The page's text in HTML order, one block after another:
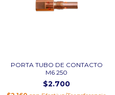
PORTA TUBO DE CONTACTO
M6 250
$2.700